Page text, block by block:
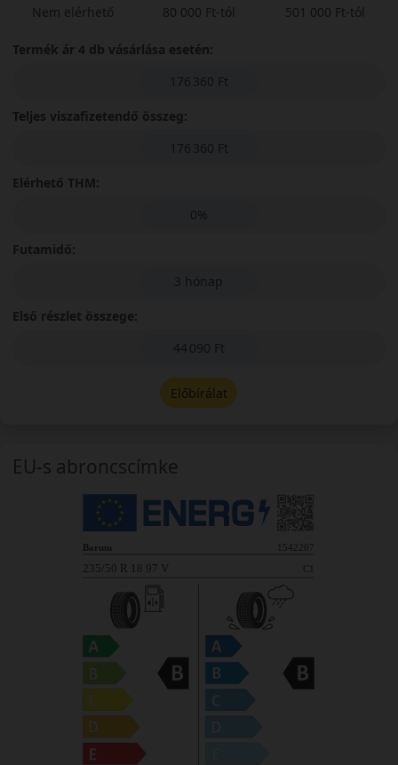
Nem elérhető
80 000 Ft-tól
501 000 Ft-tól
Termék ár 4 db vásárlása esetén:
176 360 Ft
Teljes viszafizetendő összeg:
176 360 Ft
Elérhető THM:
0%
Futamidő:
3 hónap
Első részlet összege:
44 090 Ft
Előbírálat
EU-s abroncscímke